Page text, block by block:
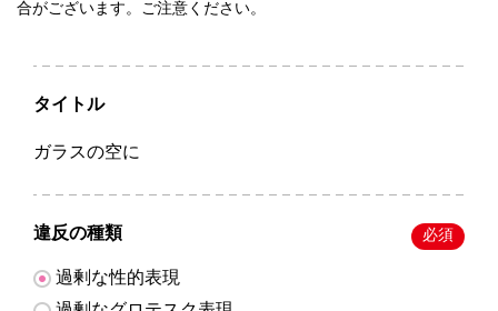
合がございます。ご注意ください。
タイトル
ガラスの空に
違反の種類 必須
過剰な性的表現